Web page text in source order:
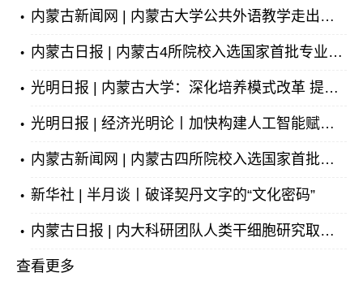
内蒙古新闻网 | 内蒙古大学公共外语教学走出人工智能时代创新之路
内蒙古日报 | 内蒙古4所院校入选国家首批专业与标准化教育融合试点
光明日报 | 内蒙古大学：深化培养模式改革 提升人才培养适配度
光明日报 | 经济光明论丨加快构建人工智能赋能的智慧需求响应体系
内蒙古新闻网 | 内蒙古四所院校入选国家首批专业与标准化教育融合试点
新华社 | 半月谈丨破译契丹文字的“文化密码”
内蒙古日报 | 内大科研团队人类干细胞研究取得突破
查看更多